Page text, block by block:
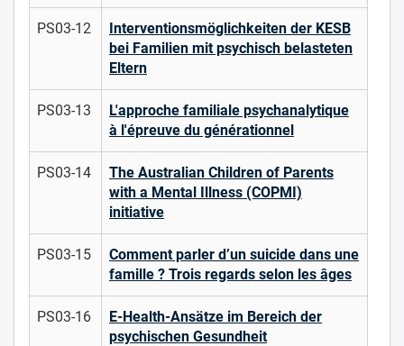
PS03-12
Interventionsmöglichkeiten der KESB
bei Familien mit psychisch belasteten
Eltern
PS03-13
L'approche familiale psychanalytique
à l'épreuve du générationnel
PS03-14
The Australian Children of Parents
with a Mental Illness (COPMI)
initiative
PS03-15
Comment parler d’un suicide dans une
famille ? Trois regards selon les âges
PS03-16
E-Health-Ansätze im Bereich der
psychischen Gesundheit